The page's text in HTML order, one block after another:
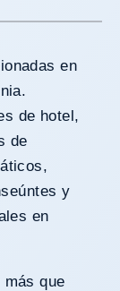
en
de hotel,
de
y
en
que